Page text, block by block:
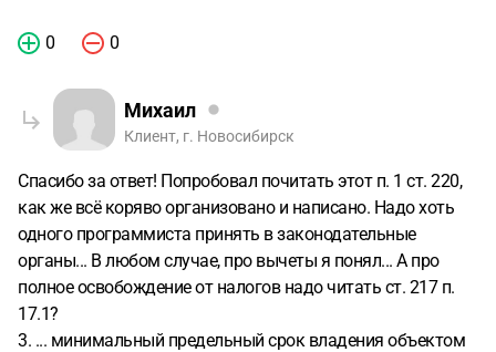
0 0
Михаил
Клиент, г. Новосибирск
Спасибо за ответ! Попробовал почитать этот п. 1 ст. 220,
как же всё коряво организовано и написано. Надо хоть
одного программиста принять в законодательные
органы... В любом случае, про вычеты я понял... А про
полное освобождение от налогов надо читать ст. 217 п.
17.1?
3. ... минимальный предельный срок владения объектом